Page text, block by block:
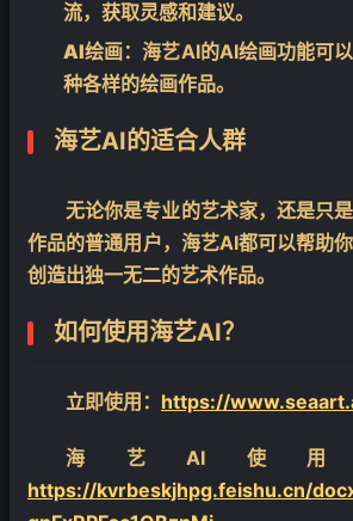
流，获取灵感和建议。
AI绘画：海艺AI的AI绘画功能可
种各样的绘画作品。
海艺AI的适合人群
无论你是专业的艺术家，还是只
作品的普通用户，海艺AI都可以帮助你
创造出独一无二的艺术作品。
如何使用海艺AI？
立即使用： https://
海艺AI使用
https://kvrbeskjhpg.feishu.cn/